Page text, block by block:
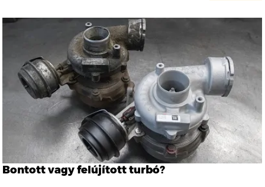
Bontott vagy felújított turbó?